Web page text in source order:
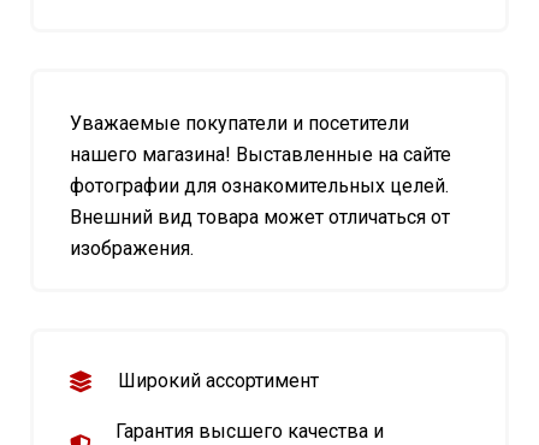
Уважаемые покупатели и посетители
нашего магазина! Выставленные на сайте
фотографии для ознакомительных целей.
Внешний вид товара может отличаться от
изображения.
Широкий ассортимент
Гарантия высшего качества и